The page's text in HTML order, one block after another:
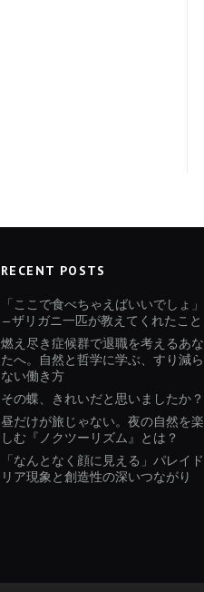
RECENT POSTS
「ここで食べちゃえばいいでしょ」
—ザリガニ一匹が教えてくれたこと
燃え尽き症候群で退職を考えるあな
たへ。自然と哲学に学ぶ、すり減ら
ない働き方
その蝶、きれいだと思いましたか？
昼だけが旅じゃない。夜の自然を楽
しむ『ノクツーリズム』とは？
「なんとなく顔に見える」パレイド
リア現象と創造性の深いつながり